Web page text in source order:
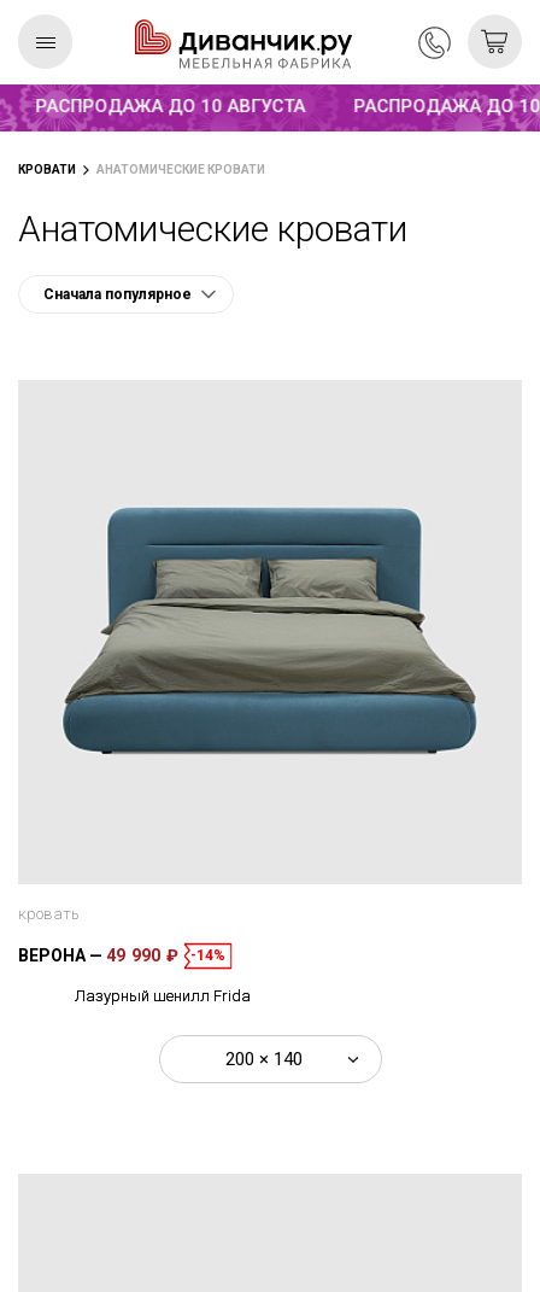
Распродажа до 10 августа
РАСПРОДАЖА ДО 10 АВГУСТА
РАСПРОДАЖА ДО 10
КРОВАТИ АНАТОМИЧЕСКИЕ КРОВАТИ
Анатомические кровати
кровать
ВЕРОНА 49 990 ₽ -14%
Лазурный шенилл Frida
200 × 140